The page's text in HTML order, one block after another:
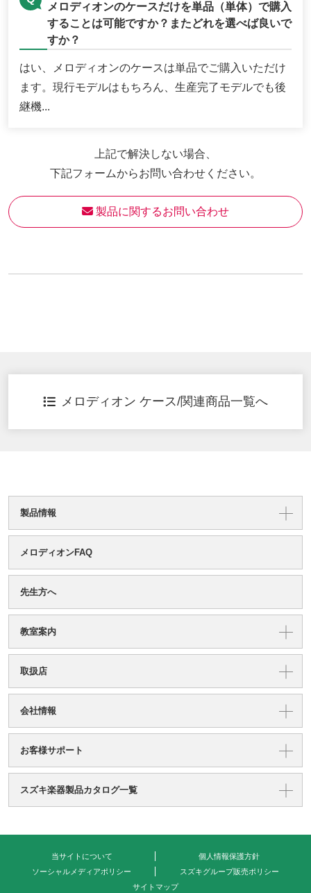
メロディオンのケースだけを単品（単体）で購入
することは可能ですか？またどれを選べば良いで
すか？
はい、メロディオンのケースは単品でご購入いただけ
ます。現行モデルはもちろん、生産完了モデルでも後
継機...
上記で解決しない場合、
下記フォームからお問い合わせください。
製品に関するお問い合わせ
メロディオン ケース/関連商品一覧へ
製品情報
メロディオンFAQ
先生方へ
教室案内
取扱店
会社情報
お客様サポート
スズキ楽器製品カタログ一覧
当サイトについて
個人情報保護方針
ソーシャルメディアポリシー
スズキグループ販売ポリシー
サイトマップ